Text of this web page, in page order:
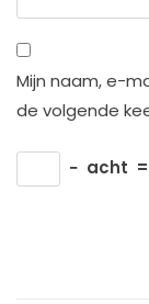
Mijn naam, e-
de volgende
− acht =